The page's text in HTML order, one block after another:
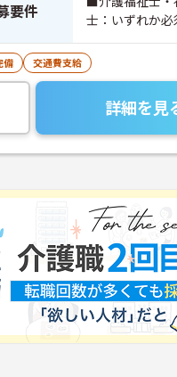
要件
士：いずれか
備 交通費支給
詳細を見